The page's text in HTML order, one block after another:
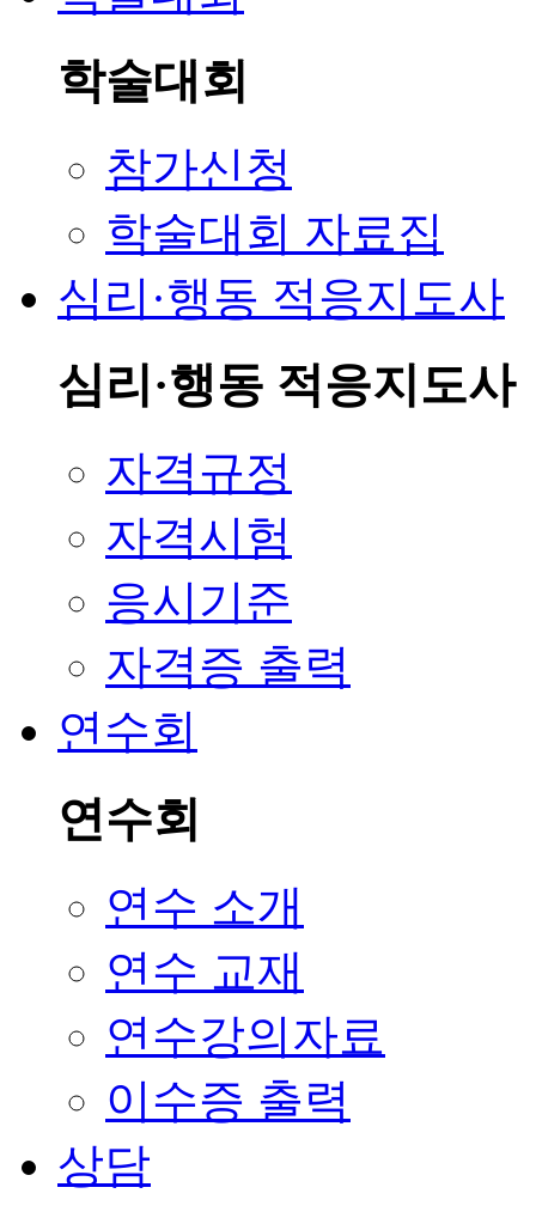
학술대회
참가신청
학술대회 자료집
심리·행동 적응지도사
심리·행동 적응지도사
자격규정
자격시험
응시기준
자격증 출력
연수회
연수회
연수 소개
연수 교재
연수강의자료
이수증 출력
상담